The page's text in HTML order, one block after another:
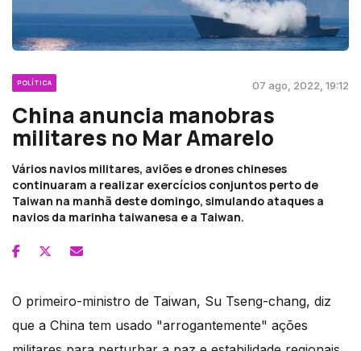
POLÍTICA 07 ago, 2022, 19:12
China anuncia manobras
militares no Mar Amarelo
Vários navios militares, aviões e drones chineses
continuaram a realizar exercícios conjuntos perto de
Taiwan na manhã deste domingo, simulando ataques a
navios da marinha taiwanesa e a Taiwan.
O primeiro-ministro de Taiwan, Su Tseng-chang, diz
que a China tem usado "arrogantemente" ações